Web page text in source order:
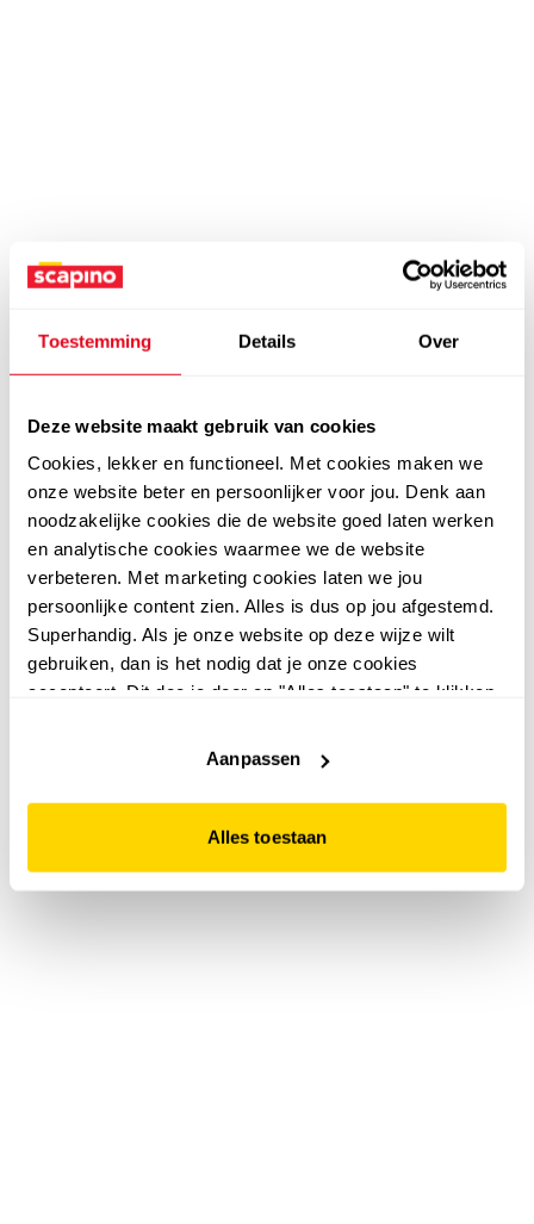
Toestemming Details Over
Deze website maakt gebruik van cookies
Cookies, lekker en functioneel. Met cookies maken we
onze website beter en persoonlijker voor jou. Denk aan
noodzakelijke cookies die de website goed laten werken
en analytische cookies waarmee we de website
verbeteren. Met marketing cookies laten we jou
persoonlijke content zien. Alles is dus op jou afgestemd.
Superhandig. Als je onze website op deze wijze wilt
gebruiken, dan is het nodig dat je onze cookies
accepteert. Dit doe je door op "Alles toestaan" te klikken.
website niet optimaal functioneert.
Aanpassen
Alles toestaan